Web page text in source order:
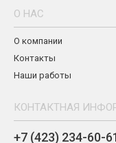
О НАС
О компании
Контакты
Наши работы
КОНТАКТНАЯ
+7 (423) 234-60-